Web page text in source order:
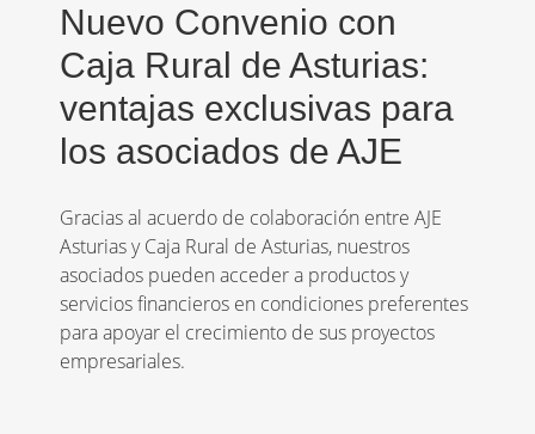
Nuevo Convenio con
Caja Rural de Asturias:
ventajas exclusivas para
los asociados de AJE
Gracias al acuerdo de colaboración entre AJE
Asturias y Caja Rural de Asturias, nuestros
asociados pueden acceder a productos y
servicios financieros en condiciones preferentes
para apoyar el crecimiento de sus proyectos
empresariales.